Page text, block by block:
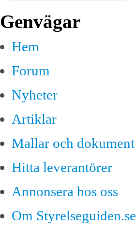
Genvägar
Hem
Forum
Nyheter
Artiklar
Mallar och dokument
Hitta leverantörer
Annonsera hos oss
Om Styrelseguiden.se